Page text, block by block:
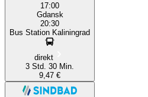
17:00
Gdansk
20:30
Bus Station Kaliningrad
direkt
3 Std. 30 Min.
9,47 €